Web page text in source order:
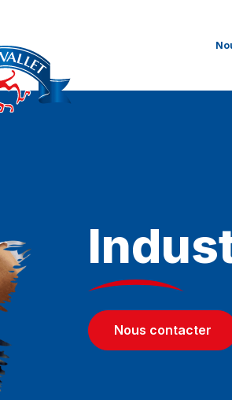
Nous contacter